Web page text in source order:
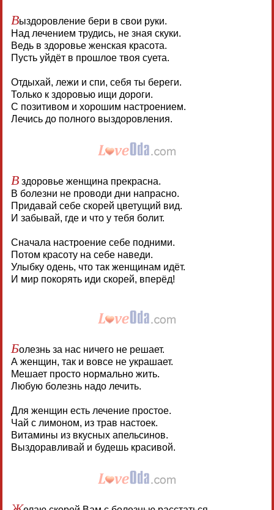
Выздоровление бери в свои руки.
Над лечением трудись, не зная скуки.
Ведь в здоровье женская красота.
Пусть уйдёт в прошлое твоя суета.
Отдыхай, лежи и спи, себя ты береги.
Только к здоровью ищи дороги.
С позитивом и хорошим настроением.
Лечись до полного выздоровления.
Вздоровье женщина прекрасна.
В болезни не проводи дни напрасно.
Придавай себе скорей цветущий вид.
И забывай, где и что у тебя болит.
Сначала настроение себе подними.
Потом красоту на себе наведи.
Улыбку одень, что так женщинам идёт.
И мир покорять иди скорей, вперёд!
Болезнь за нас ничего не решает.
А женщин, так и вовсе не украшает.
Мешает просто нормально жить.
Любую болезнь надо лечить.
Для женщин есть лечение простое.
Чай с лимоном, из трав настоек.
Витамины из вкусных апельсинов.
Выздоравливай и будешь красивой.